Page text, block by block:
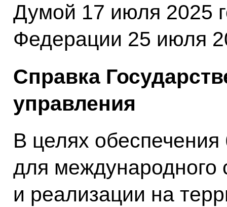
Думой 17 июля 2025
Федерации 25 июля
Справка
управления
В целях
для международного
и реализации на